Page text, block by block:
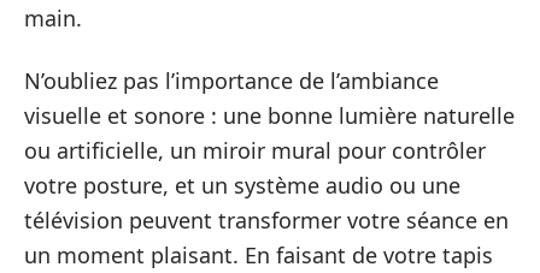
main.
N’oubliez pas l’importance de l’ambiance
visuelle et sonore : une bonne lumière naturelle
ou artificielle, un miroir mural pour contrôler
votre posture, et un système audio ou une
télévision peuvent transformer votre séance en
un moment plaisant. En faisant de votre tapis